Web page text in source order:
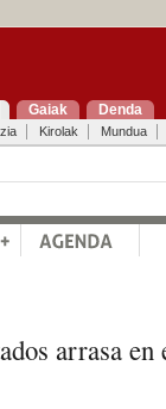
Gaiak Denda
Kirolak Mundua
arrasa